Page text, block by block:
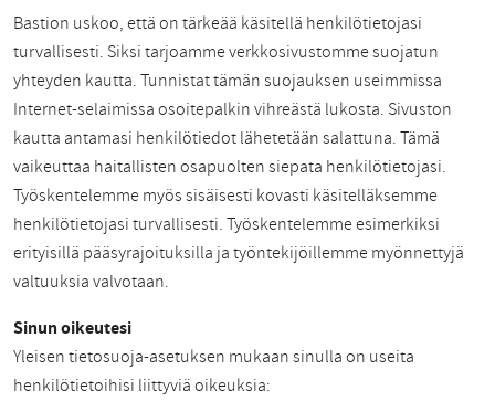
Bastion uskoo, että on tärkeää käsitellä henkilötietojasi
turvallisesti. Siksi tarjoamme verkkosivustomme suojatun
yhteyden kautta. Tunnistat tämän suojauksen useimmissa
Internet-selaimissa osoitepalkin vihreästä lukosta. Sivuston
kautta antamasi henkilötiedot lähetetään salattuna. Tämä
vaikeuttaa haitallisten osapuolten siepata henkilötietojasi.
Työskentelemme myös sisäisesti kovasti käsitelläksemme
henkilötietojasi turvallisesti. Työskentelemme esimerkiksi
erityisillä pääsyrajoituksilla ja työntekijöillemme myönnettyjä
valtuuksia valvotaan.
Sinun oikeutesi
Yleisen tietosuoja-asetuksen mukaan sinulla on useita
henkilötietoihisi liittyviä oikeuksia: